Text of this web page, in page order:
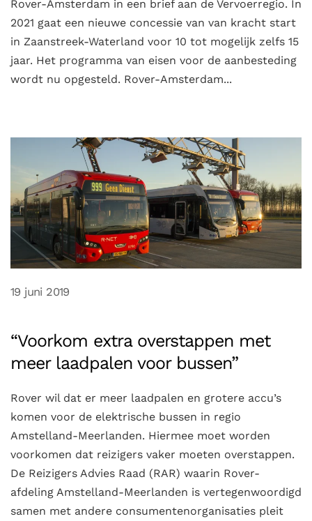
Rover-Amsterdam in een brief aan de Vervoerregio. In
2021 gaat een nieuwe concessie van van kracht start
in Zaanstreek-Waterland voor 10 tot mogelijk zelfs 15
jaar. Het programma van eisen voor de aanbesteding
wordt nu opgesteld. Rover-Amsterdam...
19 juni 2019
“Voorkom extra overstappen met
meer laadpalen voor bussen”
Rover wil dat er meer laadpalen en grotere accu’s
komen voor de elektrische bussen in regio
Amstelland-Meerlanden. Hiermee moet worden
voorkomen dat reizigers vaker moeten overstappen.
De Reizigers Advies Raad (RAR) waarin Rover-
afdeling Amstelland-Meerlanden is vertegenwoordigd
samen met andere consumentenorganisaties pleit